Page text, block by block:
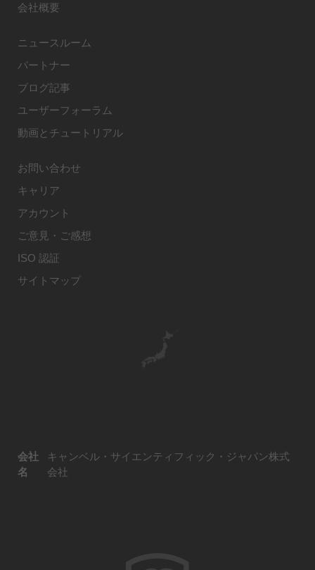
会社概要
ニュースルーム
パートナー
ブログ記事
ユーザーフォーラム
動画とチュートリアル
お問い合わせ
キャリア
アカウント
ご意見・ご感想
ISO 認証
サイトマップ
会社
名
キャンベル・サイエンティフィック・ジャパン株式
会社